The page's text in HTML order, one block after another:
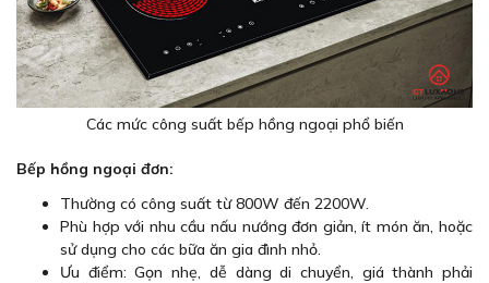
Các mức công suất bếp hồng ngoại phổ biến
Bếp hồng ngoại đơn:
Thường có công suất từ 800W đến 2200W.
Phù hợp với nhu cầu nấu nướng đơn giản, ít món ăn, hoặc
sử dụng cho các bữa ăn gia đình nhỏ.
Ưu điểm: Gọn nhẹ, dễ dàng di chuyển, giá thành phải